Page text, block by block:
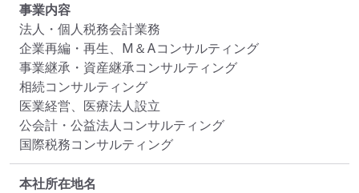
事業内容
法人・個人税務会計業務
企業再編・再生、M＆Aコンサルティング
事業継承・資産継承コンサルティング
相続コンサルティング
医業経営、医療法人設立
公会計・公益法人コンサルティング
国際税務コンサルティング
本社所在地名